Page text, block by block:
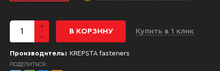
В КОРЗИНУ Купить в 1 клик
Производитель: KREPSTA fasteners
ПОДЕЛИТЬСЯ: